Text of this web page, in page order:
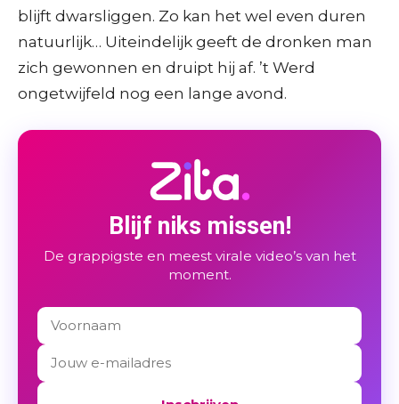
blijft dwarsliggen. Zo kan het wel even duren
natuurlijk… Uiteindelijk geeft de dronken man
zich gewonnen en druipt hij af. ’t Werd
ongetwijfeld nog een lange avond.
Blijf niks missen!
De grappigste en meest virale video’s van het
moment.